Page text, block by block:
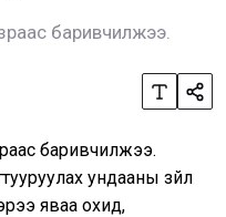
баривчилжээ.
баривчилжээ.
ундааны зүйл
яваа охид,